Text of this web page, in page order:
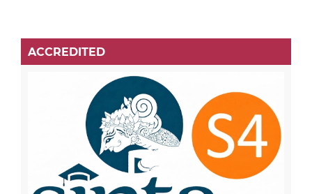
ACCREDITED